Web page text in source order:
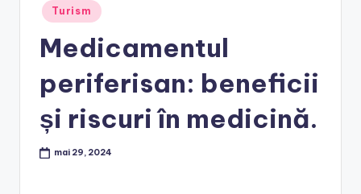
Posted
in
Turism
Medicamentul
periferisan: beneficii
și riscuri în medicină.
mai 29, 2024